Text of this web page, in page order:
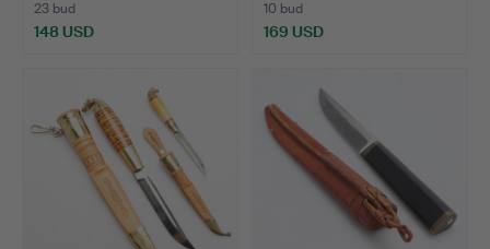
23 bud
148 USD
10 bud
169 USD